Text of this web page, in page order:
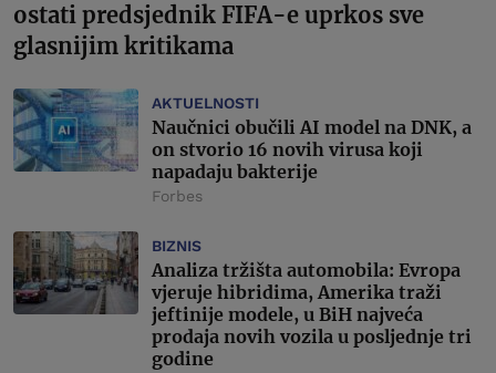
ostati predsjednik FIFA-e uprkos sve
glasnijim kritikama
AKTUELNOSTI
Naučnici obučili AI model na DNK, a
on stvorio 16 novih virusa koji
napadaju bakterije
Forbes
BIZNIS
Analiza tržišta automobila: Evropa
vjeruje hibridima, Amerika traži
jeftinije modele, u BiH najveća
prodaja novih vozila u posljednje tri
godine